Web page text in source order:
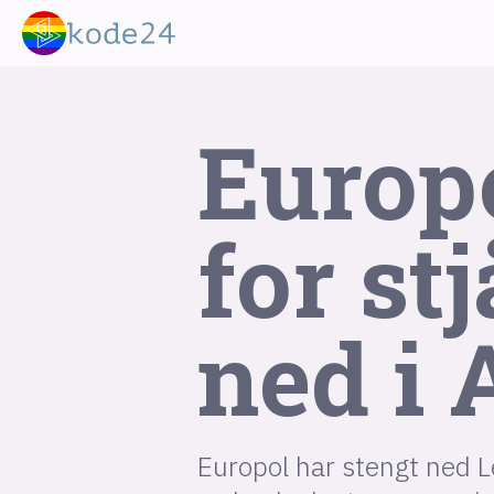
for
ned i
Europol har stengt ned
lønn KI
sikkerhet
IoT design